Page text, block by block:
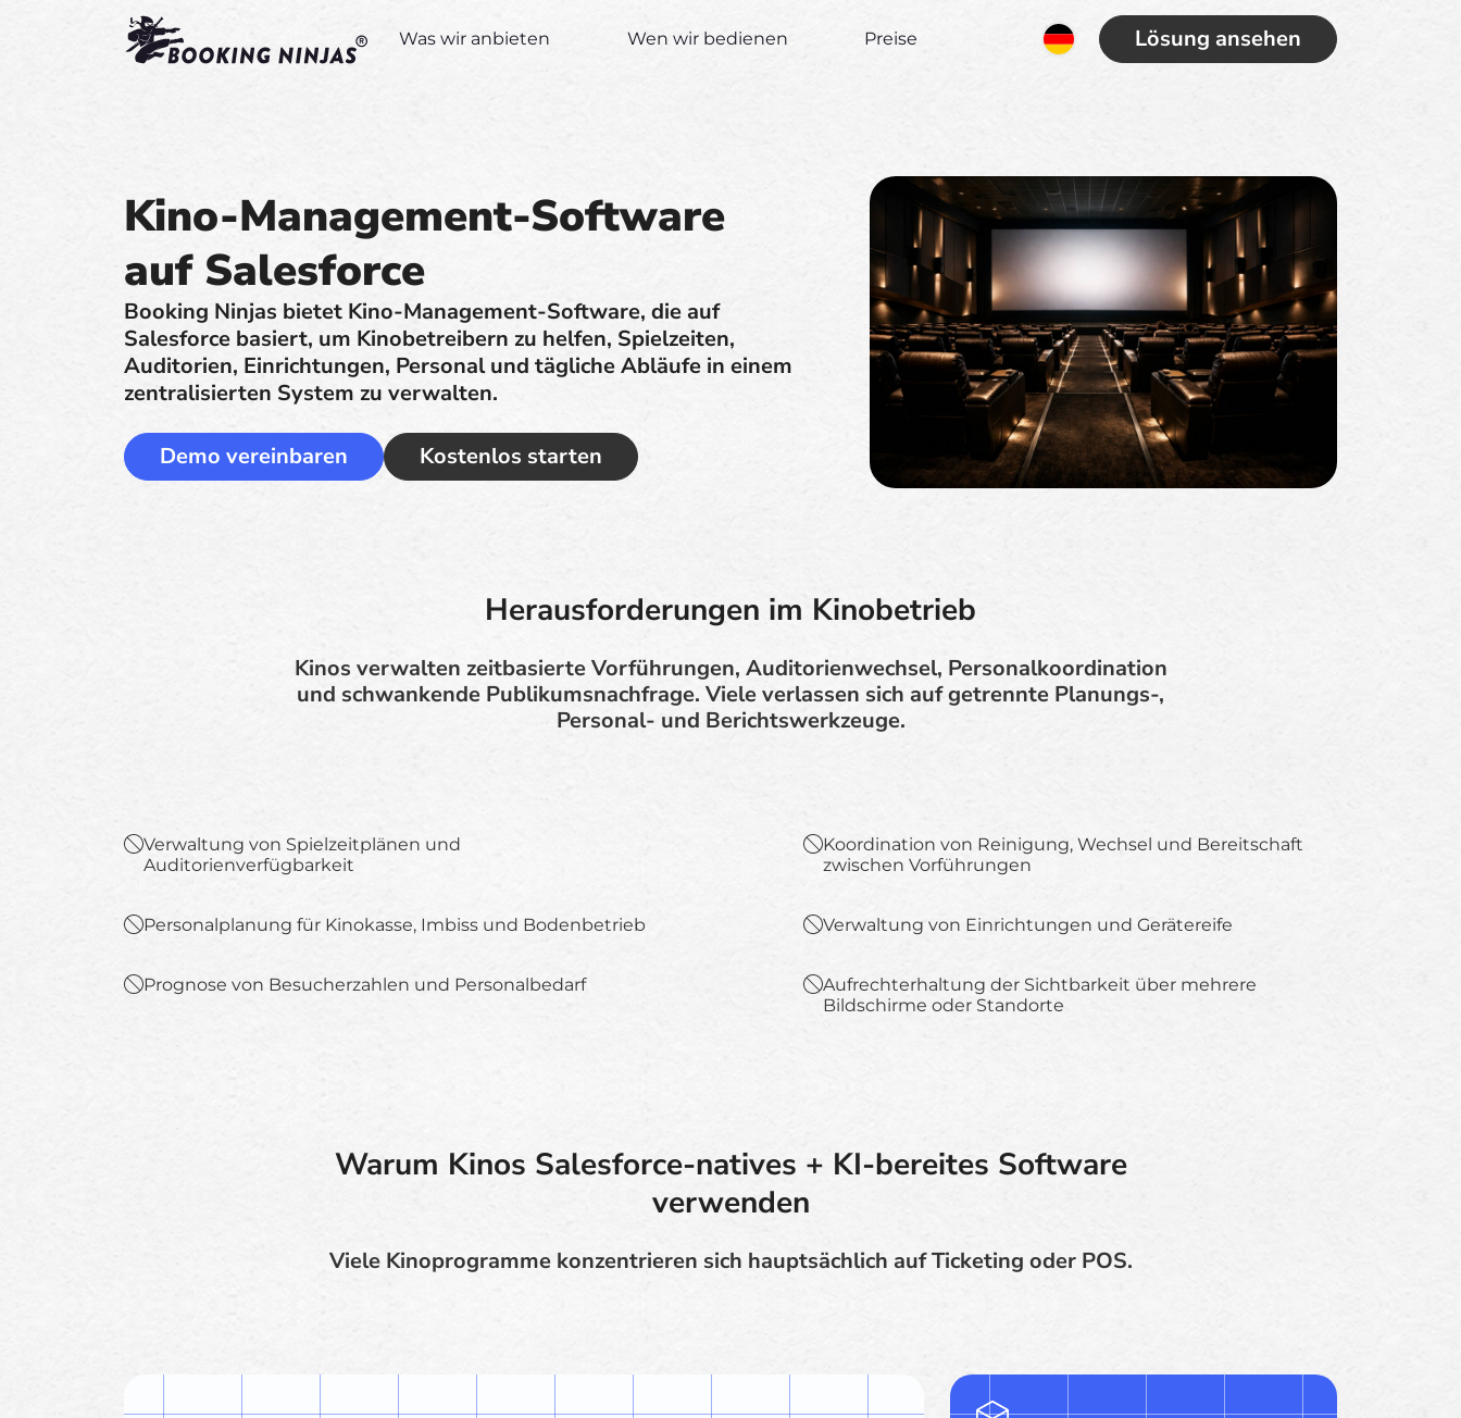
Lösung ansehen
Was wir anbieten Wen wir bedienen Preise
Kino-Management-Software
auf Salesforce
Booking Ninjas bietet Kino-Management-Software, die auf
Salesforce basiert, um Kinobetreibern zu helfen, Spielzeiten,
Auditorien, Einrichtungen, Personal und tägliche Abläufe in einem
zentralisierten System zu verwalten.
Demo vereinbaren Kostenlos starten
Herausforderungen im Kinobetrieb
Kinos verwalten zeitbasierte Vorführungen, Auditorienwechsel, Personalkoordination
und schwankende Publikumsnachfrage. Viele verlassen sich auf getrennte Planungs-,
Personal- und Berichtswerkzeuge.
Verwaltung von Spielzeitplänen und
Auditorienverfügbarkeit
Koordination von Reinigung, Wechsel und Bereitschaft
zwischen Vorführungen
Personalplanung für Kinokasse, Imbiss und Bodenbetrieb Verwaltung von Einrichtungen und Gerätereife
Prognose von Besucherzahlen und Personalbedarf
Aufrechterhaltung der Sichtbarkeit über mehrere
Bildschirme oder Standorte
Warum Kinos Salesforce-natives + KI-bereites Software
verwenden
Viele Kinoprogramme konzentrieren sich hauptsächlich auf Ticketing oder POS.